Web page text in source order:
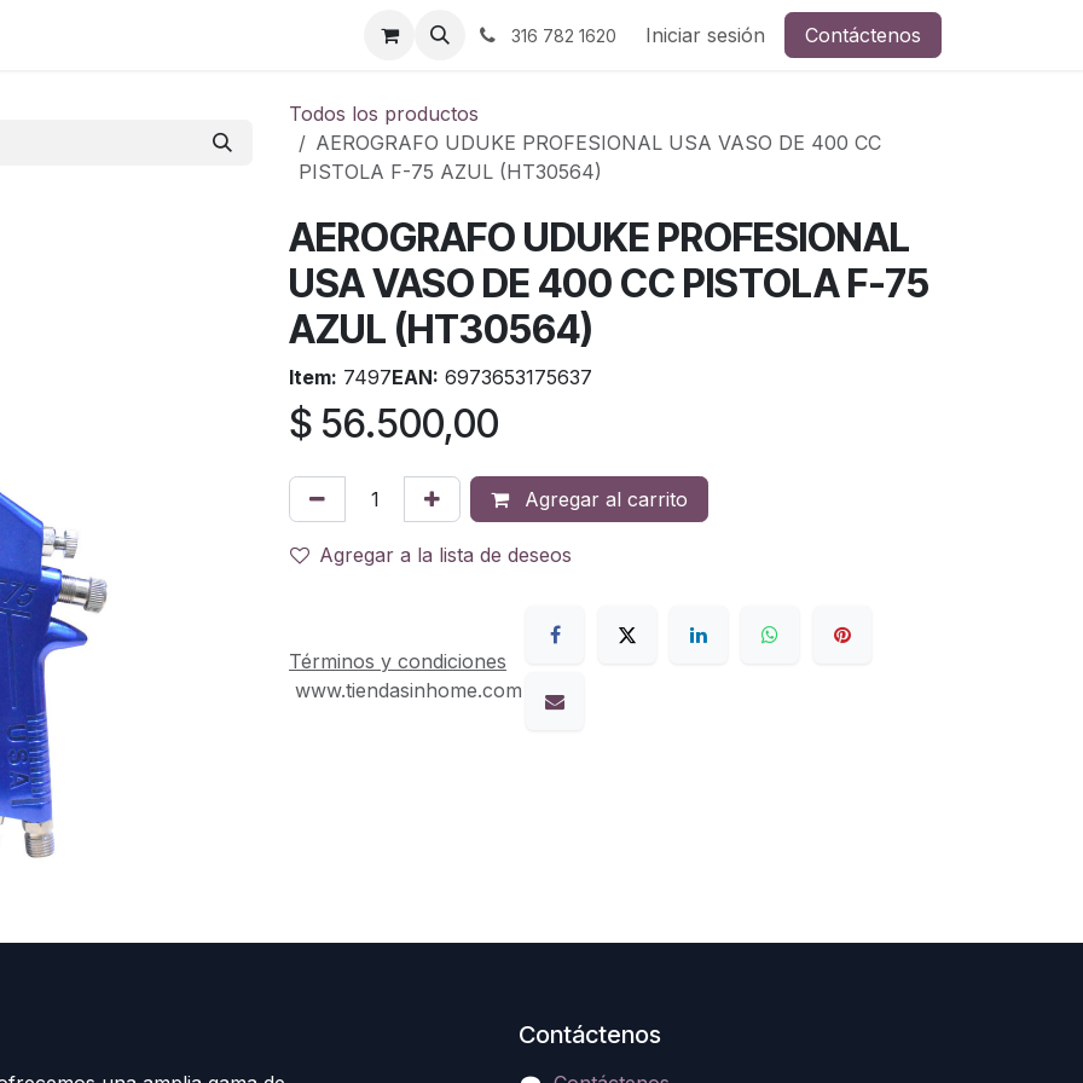
316 782 1620 Iniciar sesión Contáctenos
Todos los productos
AEROGRAFO UDUKE PROFESIONAL USA VASO DE 400 CC
PISTOLA F-75 AZUL (HT30564)
AEROGRAFO UDUKE PROFESIONAL
USA VASO DE 400 CC PISTOLA F-75
AZUL (HT30564)
Item: 7497EAN: 6973653175637
$ 56.500,00
Agregar al carrito
Agregar a la lista de deseos
Términos y condiciones
www.tiendasinhome.com
Contáctenos